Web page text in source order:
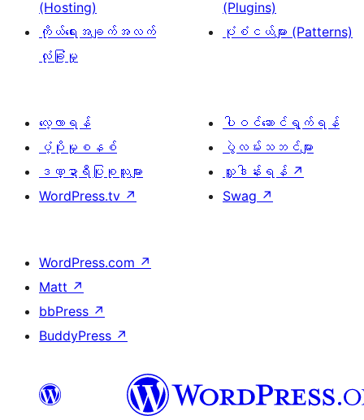
(Hosting)
ကိုယ်ရေးအချက်အလက်
လုံခြုံမှု
(Plugins)
ပုံစံငယ်များ (Patterns)
လေ့လာရန်
ပံ့ပိုးမှုစနစ်
ဒဏ္ဍာရီပြုစုသူများ
WordPress.tv ↗
ပါဝင်ဆောင်ရွက်ရန်
ပွဲလမ်းသဘင်များ
လှူဒါန်းရန် ↗
Swag ↗
WordPress.com ↗
Matt ↗
bbPress ↗
BuddyPress ↗